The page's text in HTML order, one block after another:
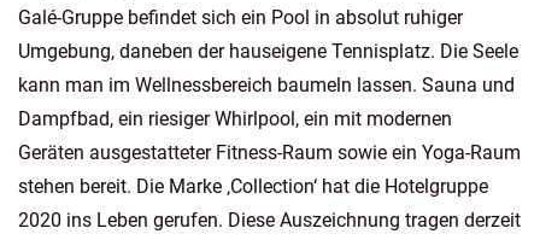
Galé-Gruppe befindet sich ein Pool in absolut ruhiger
Umgebung, daneben der hauseigene Tennisplatz. Die Seele
kann man im Wellnessbereich baumeln lassen. Sauna und
Dampfbad, ein riesiger Whirlpool, ein mit modernen
Geräten ausgestatteter Fitness-Raum sowie ein Yoga-Raum
stehen bereit. Die Marke ‚Collection‘ hat die Hotelgruppe
2020 ins Leben gerufen. Diese Auszeichnung tragen derzeit